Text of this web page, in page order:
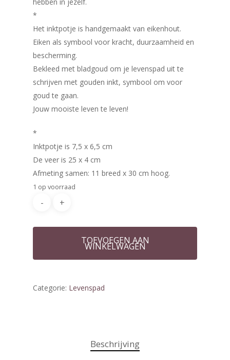
hebben in jezelf.
*
Het inktpotje is handgemaakt van eikenhout.
Eiken als symbool voor kracht, duurzaamheid en
bescherming.
Bekleed met bladgoud om je levenspad uit te
schrijven met gouden inkt, symbool om voor
goud te gaan.
Jouw mooiste leven te leven!
*
Inktpotje is 7,5 x 6,5 cm
De veer is 25 x 4 cm
Afmeting samen: 11 breed x 30 cm hoog.
1 op voorraad
TOEVOEGEN AAN
WINKELWAGEN
Categorie: Levenspad
Beschrijving
Contact